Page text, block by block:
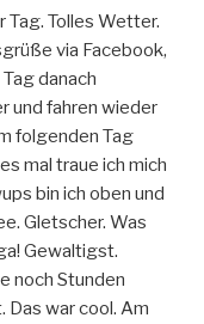
Tag. Tolles Wetter.
via Facebook,
danach
und fahren wieder
folgenden Tag
mal traue ich mich
bin ich oben und
Gletscher. Was
Gewaltigst.
noch Stunden
Das war cool. Am